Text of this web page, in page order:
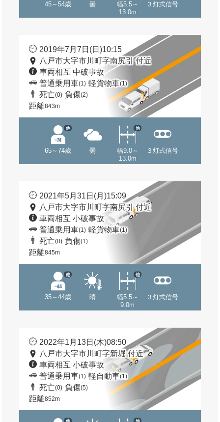
45～54歳 曇
幅5.5～
13.0m
３灯式信号
2019年7月7日(日)10:15
八戸市大字市川町字南尻引 付近
車両相互 中破事故
普通乗用車(1) 軽貨物車(1)
死亡(0) 負傷(2)
距離843m
65～74歳
他
曇
幅9.0～
13.0m
他
３灯式信号
2021年5月31日(月)15:09
八戸市大字市川町字南尻引 付近
車両相互 小破事故
普通乗用車(1) 軽貨物車(1)
死亡(0) 負傷(1)
距離845m
35～44歳
他
晴
幅5.5～
9.0m
他
３灯式信号
2022年1月13日(木)08:50
八戸市大字市川町字新堀 付近
車両相互 小破事故
普通乗用車(1) 軽自動車(1)
死亡(0) 負傷(5)
距離852m
他 他